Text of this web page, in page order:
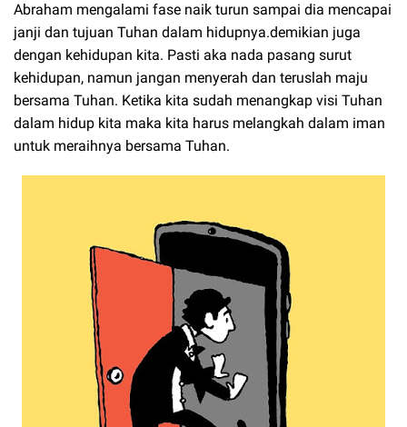
Abraham mengalami fase naik turun sampai dia mencapai
janji dan tujuan Tuhan dalam hidupnya.demikian juga
dengan kehidupan kita. Pasti aka nada pasang surut
kehidupan, namun jangan menyerah dan teruslah maju
bersama Tuhan. Ketika kita sudah menangkap visi Tuhan
dalam hidup kita maka kita harus melangkah dalam iman
untuk meraihnya bersama Tuhan.